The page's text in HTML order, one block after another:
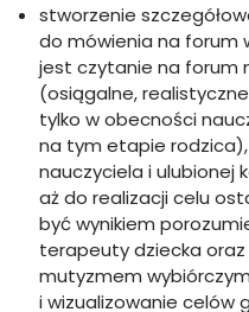
stworzenie
do mówienia na forum
jest czytanie na forum
(osiągalne,
tylko w obecności
na tym etapie
nauczyciela i ulubionej
aż do realizacji celu
być wynikiem
terapeuty dziecka
mutyzmem
i wizualizowanie celów